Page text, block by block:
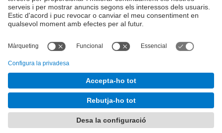
Empresa
Què necessites?
© Facultat d'Informàtica de Barcelona - Universitat Politècnica
de Catalunya - BarcelonaTech